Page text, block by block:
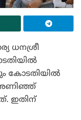
ധനശ്രീ
കോടതിയിൽ
ഇതിന്